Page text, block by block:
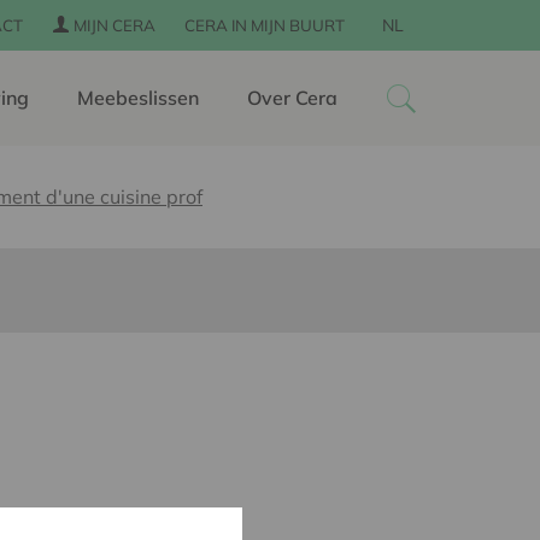
MIJN CERA CERA IN MIJN BUURT NL
Meebeslissen Over Cera
d'une cuisine prof